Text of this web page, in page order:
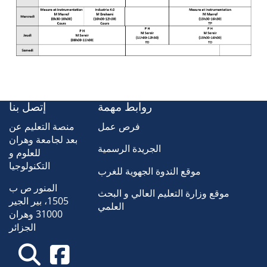
إتصل بنا
منصة التعليم عن
بعد لجامعة وهران
للعلوم و
التكنولوجيا
المنور ص ب
1505، بير الجير
31000 وهران
الجزائر
روابط مهمة
فرص عمل
الجريدة الرسمية
موقع الندوة الجهوية للغرب
موقع وزارة التعليم العالي و البحث
العلمي